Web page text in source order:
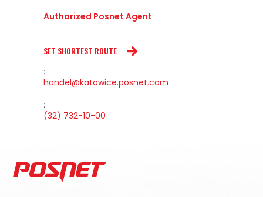
Authorized Posnet Agent
SET SHORTEST ROUTE
:
handel@katowice.posnet.com
:
(32) 732-10-00